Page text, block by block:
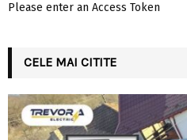
Please enter an Access Token
CELE MAI CITITE